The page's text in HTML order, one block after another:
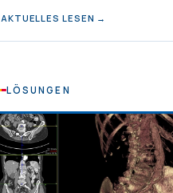
AKTUELLES LESEN →
LÖSUNGEN